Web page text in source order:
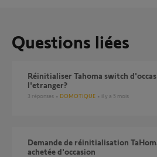
Questions liées
Réinitialiser Tahoma switch d'occasion venant de
l'etranger?
3 réponses DOMOTIQUE il y a 5 mois
Demande de réinitialisation TaHoma Premium - box
achetée d'occasion